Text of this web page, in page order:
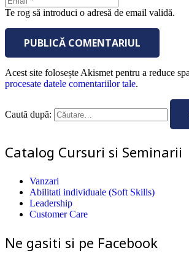
Te rog să introduci o adresă de email validă.
PUBLICĂ COMENTARIUL
Acest site folosește Akismet pentru a reduce
procesate datele comentariilor tale.
Caută după:
Catalog Cursuri si Seminarii
Vanzari
Abilitati individuale (Soft Skills)
Leadership
Customer Care
Ne gasiti si pe Facebook